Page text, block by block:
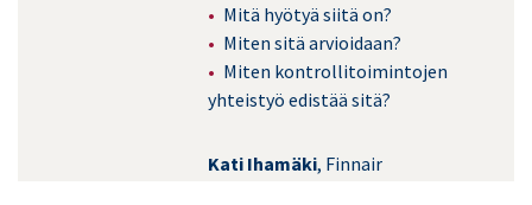
Mitä hyötyä siitä on?
Miten sitä arvioidaan?
Miten kontrollitoimintojen
yhteistyö edistää sitä?
Kati Ihamäki, Finnair